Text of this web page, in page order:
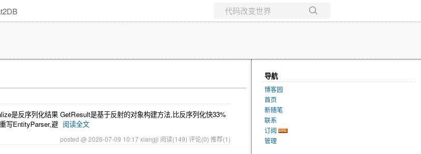
是反序列化结果 GetResult是基于反射的对象构建方法,比反序列化快33%
写EntityParser,避 阅读全文
posted @ 2026-07-09 10:17 xiangji 阅读(149) 评论(0) 推荐(1)
导航
博客园
首页
新随笔
联系
订阅
管理